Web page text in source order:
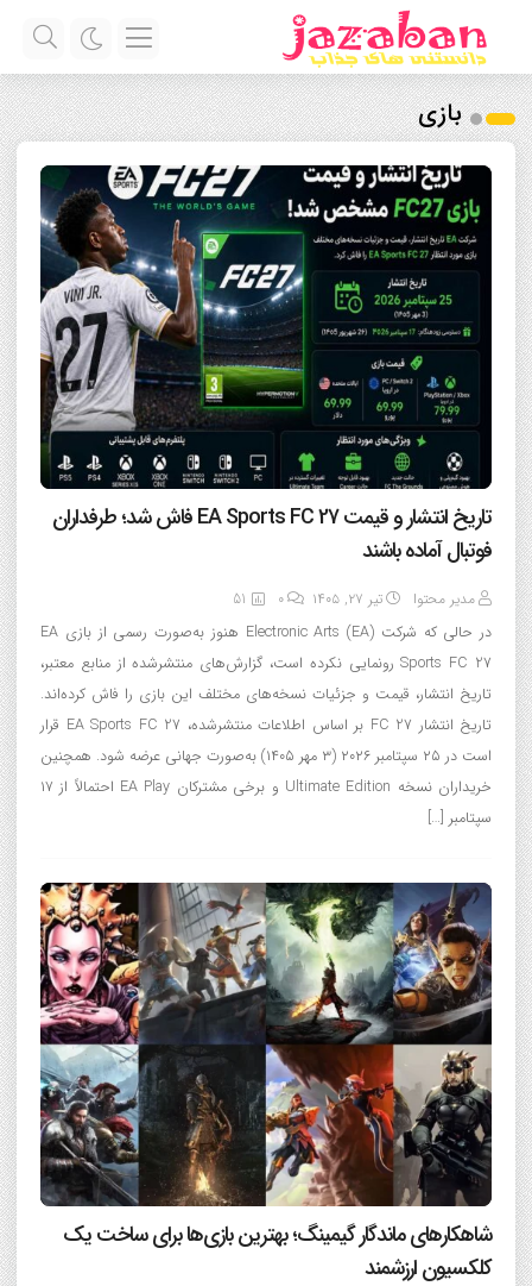
بازی
تاریخ انتشار و قیمت EA Sports FC 27 فاش شد؛ طرفداران
فوتبال آماده باشند
مدیر محتوا تیر ۲۷, ۱۴۰۵ 0
51
در حالی که شرکت Electronic Arts (EA) هنوز به‌صورت رسمی از بازی EA
Sports FC 27 رونمایی نکرده است، گزارش‌های منتشرشده از منابع معتبر،
تاریخ انتشار، قیمت و جزئیات نسخه‌های مختلف این بازی را فاش کرده‌اند.
تاریخ انتشار FC 27 بر اساس اطلاعات منتشرشده، EA Sports FC 27 قرار
است در ۲۵ سپتامبر ۲۰۲۶ (۳ مهر ۱۴۰۵) به‌صورت جهانی عرضه شود. همچنین
خریداران نسخه Ultimate Edition و برخی مشترکان EA Play احتمالاً از ۱۷
سپتامبر […]
شاهکارهای ماندگار گیمینگ؛ بهترین بازی‌ها برای ساخت یک
کلکسیون ارزشمند